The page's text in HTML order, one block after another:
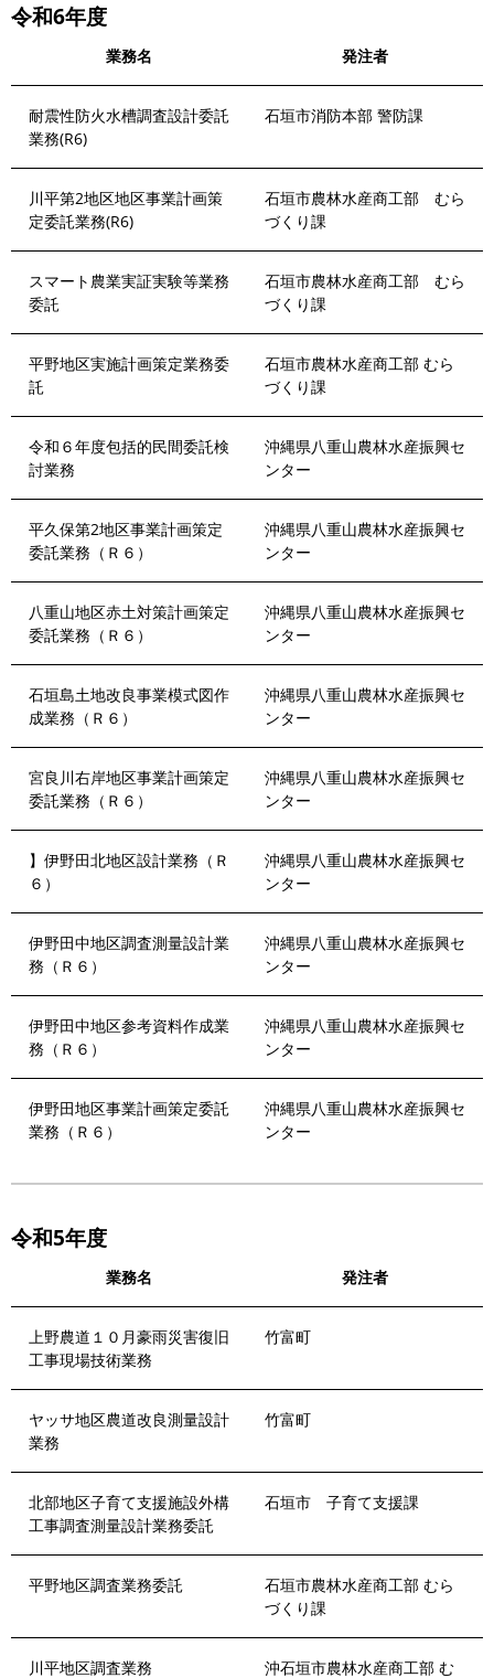
令和6年度
業務名 発注者
耐震性防火水槽調査設計委託
業務(R6)
石垣市消防本部 警防課
川平第2地区地区事業計画策
定委託業務(R6)
石垣市農林水産商工部 むら
づくり課
スマート農業実証実験等業務
委託
石垣市農林水産商工部 むら
づくり課
平野地区実施計画策定業務委
託
石垣市農林水産商工部 むら
づくり課
令和６年度包括的民間委託検
討業務
沖縄県八重山農林水産振興セ
ンター
平久保第2地区事業計画策定
委託業務（Ｒ６）
沖縄県八重山農林水産振興セ
ンター
八重山地区赤土対策計画策定
委託業務（Ｒ６）
沖縄県八重山農林水産振興セ
ンター
石垣島土地改良事業模式図作
成業務（Ｒ６）
沖縄県八重山農林水産振興セ
ンター
宮良川右岸地区事業計画策定
委託業務（Ｒ６）
沖縄県八重山農林水産振興セ
ンター
】伊野田北地区設計業務（Ｒ
６）
沖縄県八重山農林水産振興セ
ンター
伊野田中地区調査測量設計業
務（Ｒ６）
沖縄県八重山農林水産振興セ
ンター
伊野田中地区参考資料作成業
務（Ｒ６）
沖縄県八重山農林水産振興セ
ンター
伊野田地区事業計画策定委託
業務（Ｒ６）
沖縄県八重山農林水産振興セ
ンター
令和5年度
業務名 発注者
上野農道１０月豪雨災害復旧
工事現場技術業務
竹富町
ヤッサ地区農道改良測量設計
業務
竹富町
北部地区子育て支援施設外構
工事調査測量設計業務委託
石垣市 子育て支援課
平野地区調査業務委託
石垣市農林水産商工部 むら
づくり課
川平地区調査業務 沖石垣市農林水産商工部 む